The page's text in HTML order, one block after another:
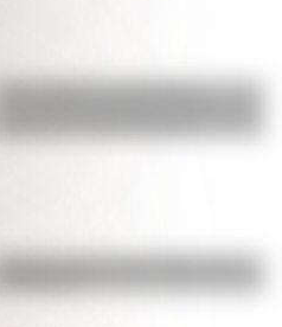
17 de agosto: actividades y
¿Sabías cómo fue la infancia de